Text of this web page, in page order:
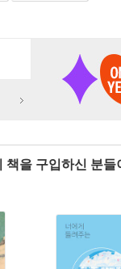
책을 구입하신 분